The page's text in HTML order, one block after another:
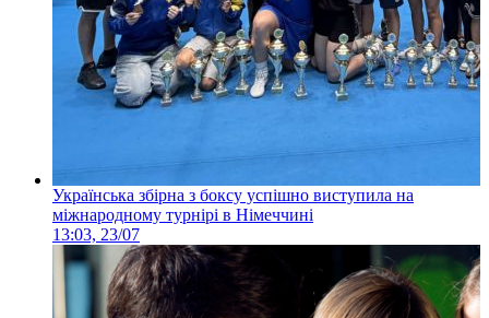
Українська збірна з боксу успішно виступила на
міжнародному турнірі в Німеччині
13:03, 23/07